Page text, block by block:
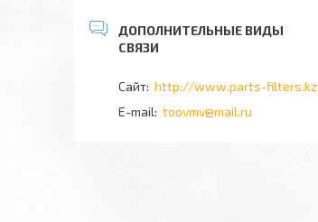
http://www.parts-filters.kz
toovmv@mail.ru